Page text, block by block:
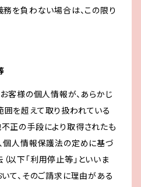
務を負わない場合は、この限り
お客様の個人情報が、あらかじ
を超えて取り扱われている
正の手段により取得されたも
個人情報保護法の定めに基づ
以下「利用停止等」といいま
て、そのご請求に理由がある